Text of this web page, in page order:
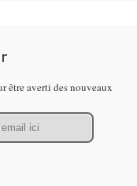
être averti des nouveaux